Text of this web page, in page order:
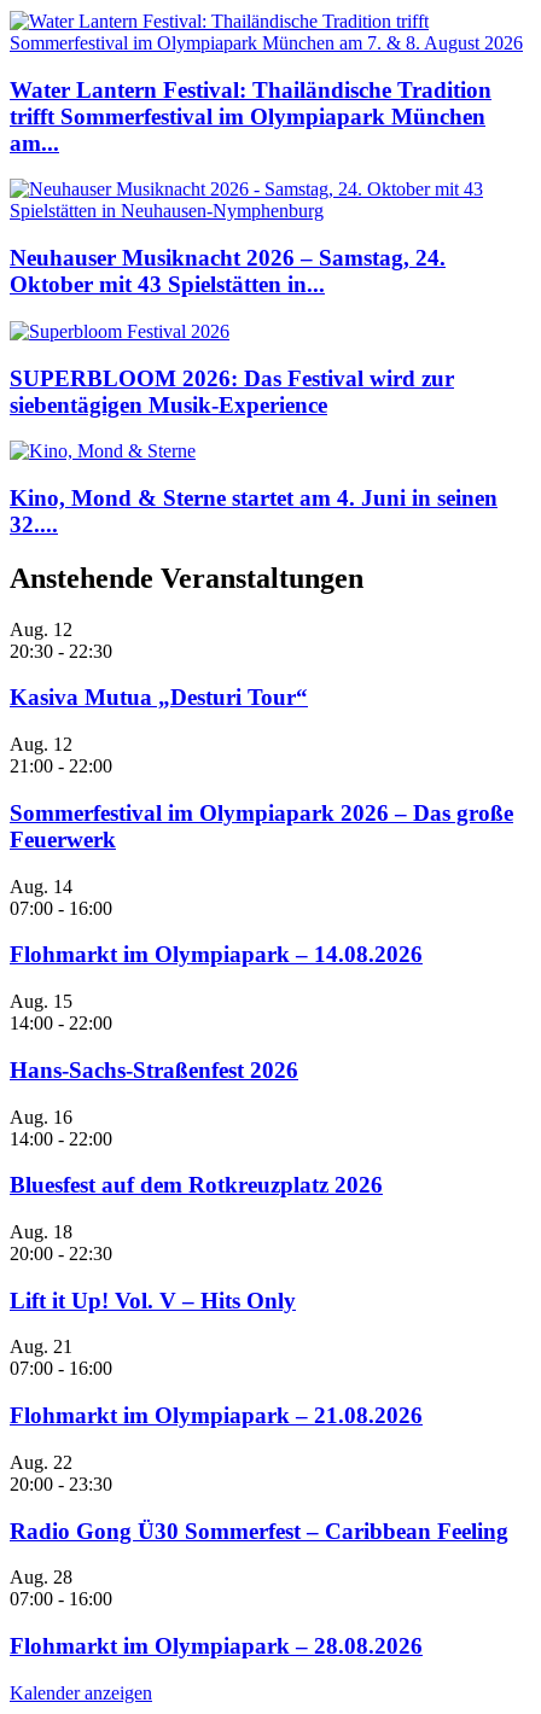
Water Lantern Festival: Thailändische Tradition
trifft Sommerfestival im Olympiapark München
am...
Neuhauser Musiknacht 2026 – Samstag, 24.
Oktober mit 43 Spielstätten in...
SUPERBLOOM 2026: Das Festival wird zur
siebentägigen Musik-Experience
Kino, Mond & Sterne startet am 4. Juni in seinen
32....
Anstehende Veranstaltungen
Aug. 12
20:30 - 22:30
Kasiva Mutua „Desturi Tour“
Aug. 12
21:00 - 22:00
Sommerfestival im Olympiapark 2026 – Das große
Feuerwerk
Aug. 14
07:00 - 16:00
Flohmarkt im Olympiapark – 14.08.2026
Aug. 15
14:00 - 22:00
Hans-Sachs-Straßenfest 2026
Aug. 16
14:00 - 22:00
Bluesfest auf dem Rotkreuzplatz 2026
Aug. 18
20:00 - 22:30
Lift it Up! Vol. V – Hits Only
Aug. 21
07:00 - 16:00
Flohmarkt im Olympiapark – 21.08.2026
Aug. 22
20:00 - 23:30
Radio Gong Ü30 Sommerfest – Caribbean Feeling
Aug. 28
07:00 - 16:00
Flohmarkt im Olympiapark – 28.08.2026
Kalender anzeigen